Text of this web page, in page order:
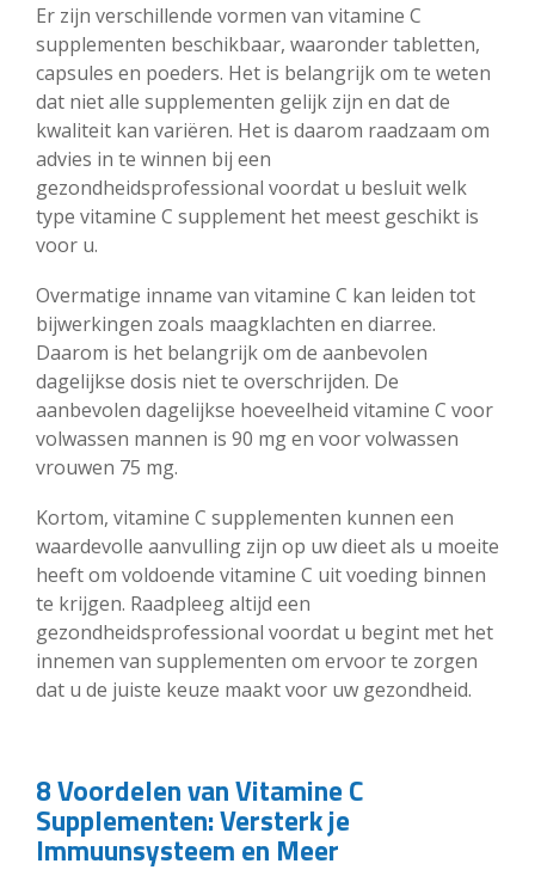
Er zijn verschillende vormen van vitamine C
supplementen beschikbaar, waaronder tabletten,
capsules en poeders. Het is belangrijk om te weten
dat niet alle supplementen gelijk zijn en dat de
kwaliteit kan variëren. Het is daarom raadzaam om
advies in te winnen bij een
gezondheidsprofessional voordat u besluit welk
type vitamine C supplement het meest geschikt is
voor u.
Overmatige inname van vitamine C kan leiden tot
bijwerkingen zoals maagklachten en diarree.
Daarom is het belangrijk om de aanbevolen
dagelijkse dosis niet te overschrijden. De
aanbevolen dagelijkse hoeveelheid vitamine C voor
volwassen mannen is 90 mg en voor volwassen
vrouwen 75 mg.
Kortom, vitamine C supplementen kunnen een
waardevolle aanvulling zijn op uw dieet als u moeite
heeft om voldoende vitamine C uit voeding binnen
te krijgen. Raadpleeg altijd een
gezondheidsprofessional voordat u begint met het
innemen van supplementen om ervoor te zorgen
dat u de juiste keuze maakt voor uw gezondheid.
8 Voordelen van Vitamine C
Supplementen: Versterk je
Immuunsysteem en Meer